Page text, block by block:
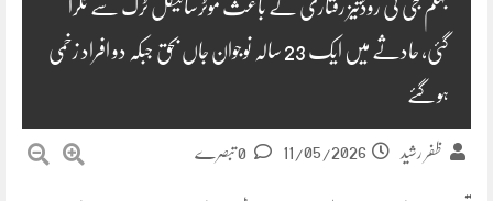
جہلم جی ٹی روڈتیز رفتاری کے باعث موٹرسائیکل ٹرک سے ٹکرا
گئی، حادثے میں ایک 23 سالہ نوجوان جاں بحق جبکہ دو افراد زخمی
ہوگئے
ظفر رشید 11/05/2026